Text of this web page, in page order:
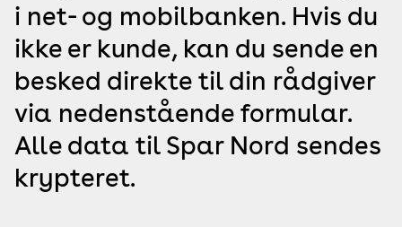
i net- og mobilbanken. Hvis du
ikke er kunde, kan du sende en
besked direkte til din rådgiver
via nedenstående formular.
Alle data til Spar Nord sendes
krypteret.